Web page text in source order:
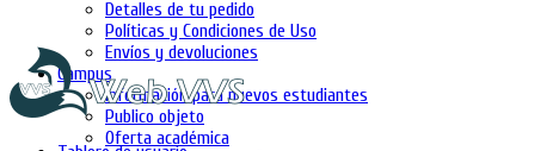
Detalles de tu pedido
Políticas y Condiciones de Uso
Envíos y devoluciones
Campus
Información para nuevos estudiantes
Publico objeto
Oferta académica